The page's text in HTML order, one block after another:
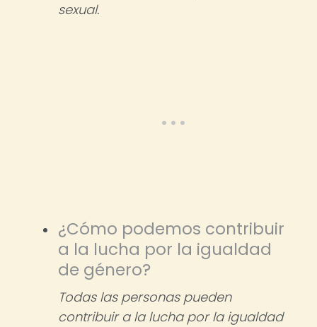
sexual.
¿Cómo podemos contribuir
a la lucha por la igualdad
de género?
Todas las personas pueden
contribuir a la lucha por la igualdad